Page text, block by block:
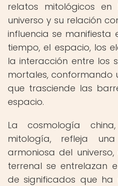
relatos mitológicos
universo y su relación
influencia se manifiesta
tiempo, el espacio, los
la interacción entre los
mortales, conformando
que trasciende las
espacio.
La cosmología
mitología, refleja
armoniosa del
terrenal se entrelazan
de significados que